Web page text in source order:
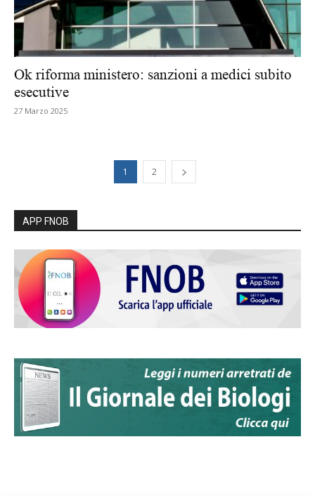
Ok riforma ministero: sanzioni a medici subito
esecutive
27 Marzo 2025
1 2
APP FNOB